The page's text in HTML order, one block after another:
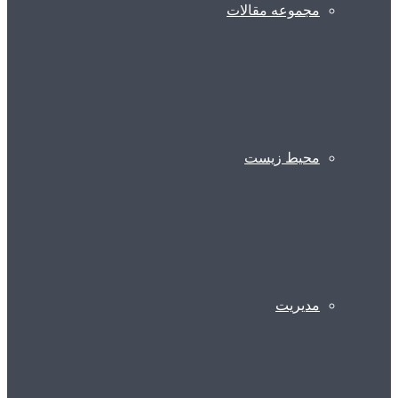
مجموعه مقالات
محیط زیست
مدیریت